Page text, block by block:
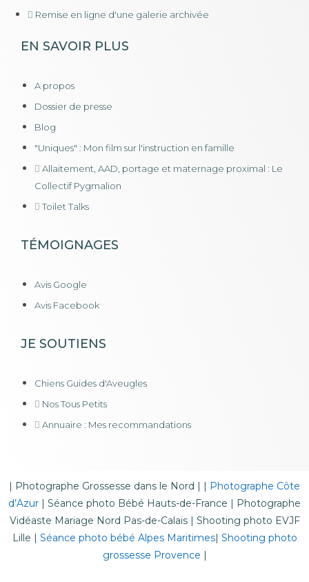
Remise en ligne d'une galerie archivée
EN SAVOIR PLUS
A propos
Dossier de presse
Blog
"Uniques" : Mon film sur l'instruction en famille
Allaitement, AAD, portage et maternage proximal : Le
Collectif Pygmalion
Toilet Talks
TÉMOIGNAGES
Avis Google
Avis Facebook
JE SOUTIENS
Chiens Guides d'Aveugles
Nos Tous Petits
Annuaire : Mes recommandations
| Photographe Grossesse dans le Nord | | Photographe Côte
d’Azur | Séance photo Bébé Hauts-de-France | Photographe
Vidéaste Mariage Nord Pas-de-Calais| Shooting photo EVJF
Lille | Séance photo bébé Alpes Maritimes| Shooting photo
grossesse Provence |